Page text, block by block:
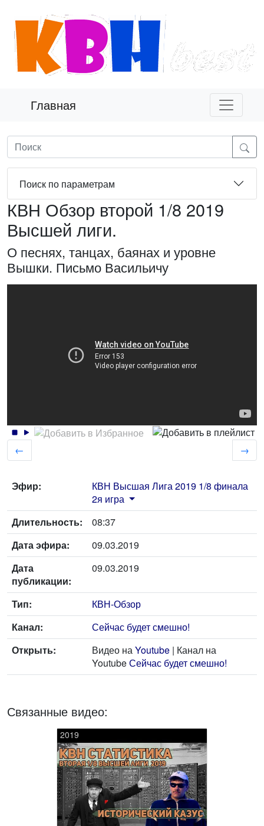
Главная
Поиск по параметрам
КВН Обзор второй 1/8 2019
Высшей лиги.
О песнях, танцах, баянах и уровне
Вышки. Письмо Васильичу
← →
Эфир:
КВН Высшая Лига 2019 1/8 финала
2я игра
Длительность:
08:37
Дата эфира:
09.03.2019
Дата
публикации:
09.03.2019
Тип:
КВН-Обзор
Канал:
Сейчас будет смешно!
Открыть:
Видео наYoutube | Канал на
YoutubeСейчас будет смешно!
Связанные видео:
2019